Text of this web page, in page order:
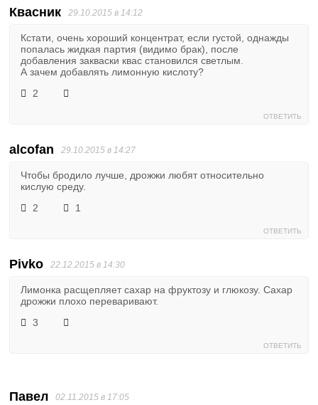
Квасник 29.10.2015 в 14:12
Кстати, очень хороший концентрат, если густой, однажды
попалась жидкая партия (видимо брак), после
добавления закваски квас становился светлым.
А зачем добавлять лимонную кислоту?
2
ОТВЕТИТЬ
alcofan 29.10.2015 в 14:27
Чтобы бродило лучше, дрожжи любят относительно
кислую среду.
2
1
ОТВЕТИТЬ
Pivko 22.12.2015 в 14:30
Лимонка расщепляет сахар на фруктозу и глюкозу. Сахар
дрожжи плохо переваривают.
3
ОТВЕТИТЬ
Павел 02.11.2015 в 17:05